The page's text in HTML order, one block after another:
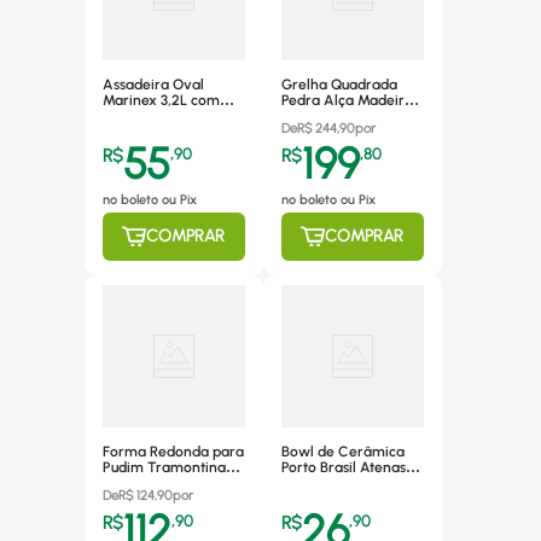
Assadeira Oval
Marinex 3,2L com
6662
R$55,90
no boleto ou Pix
COMPRAR
Grelha Quadrada
Pedra Alça Madeira
AF145
DeR$244,90por
R$199,80
no boleto ou Pix
COMPRAR
Forma Redonda para
Pudim Tramontina
Grafite -
20062/024/624
DeR$124,90por
R$ ,90
Bowl de Cerâmica
Porto Brasil Atenas
R$ ,90